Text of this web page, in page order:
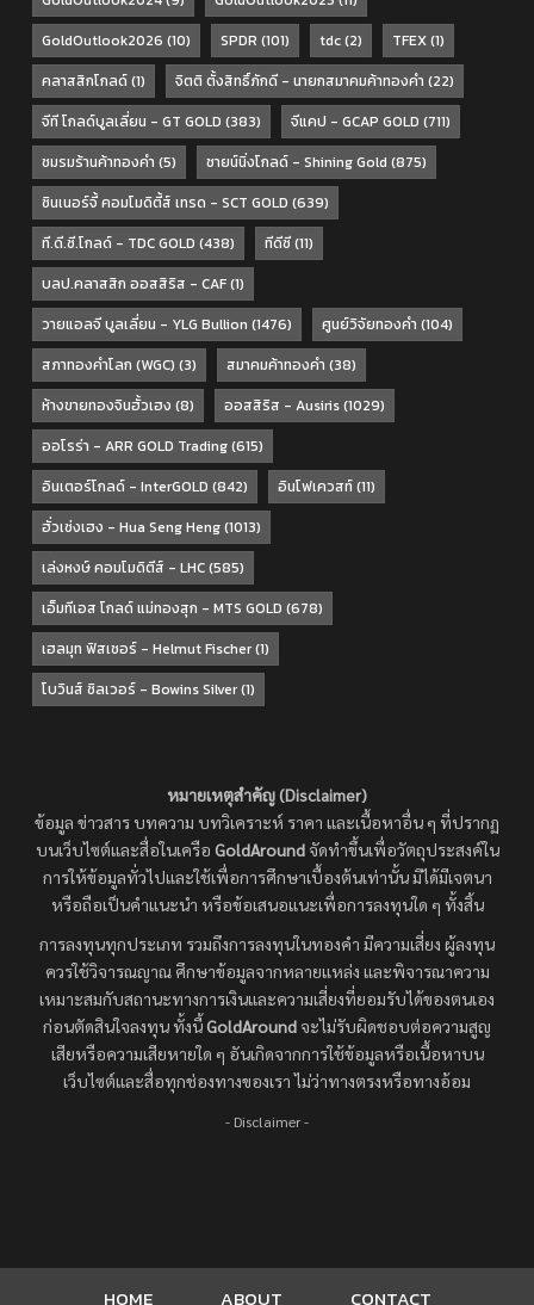
GoldOutlook2026 (10) SPDR (101) tdc(2) TFEX(1)
คลาสสิกโกลด์(1) จิตติ ตั้งสิทธิ์ภักดี - นายกสมาคมค้าทองคำ (22)
จีที โกลด์บูลเลี่ยน - GT GOLD (383) จีแคป - GCAP GOLD (711)
ชมรมร้านค้าทองคำ (5) ชายน์นิ่งโกลด์ - Shining Gold (875)
ซินเนอร์จี้ คอมโมดิตี้ส์ เทรด - SCT GOLD (639)
ที.ดี.ซี.โกลด์ - TDC GOLD (438) ทีดีซี(11)
บลป.คลาสสิก ออสสิริส - CAF(1)
วายแอลจี บูลเลี่ยน - YLG Bullion (1476) ศูนย์วิจัยทองคำ (104)
สภาทองคำโลก (WGC) (3) สมาคมค้าทองคำ (38)
ห้างขายทองจินฮั้วเฮง (8) ออสสิริส - Ausiris(1029)
ออโรร่า - ARR GOLD Trading(615)
อินเตอร์โกลด์ - InterGOLD (842) อินโฟเควสท์(11)
ฮั่วเซ่งเฮง - Hua Seng Heng(1013)
เล่งหงษ์ คอมโมดิตีส์ - LHC(585)
เอ็มทีเอส โกลด์ แม่ทองสุก - MTS GOLD (678)
เฮลมุท ฟิสเชอร์ - Helmut Fischer(1)
โบวินส์ ซิลเวอร์ - Bowins Silver(1)
หมายเหตุสำคัญ (Disclaimer)
ข้อมูล ข่าวสาร บทความ บทวิเคราะห์ ราคา และเนื้อหาอื่น ๆ ที่ปรากฏ
บนเว็บไซต์และสื่อในเครือ GoldAroundจัดทำขึ้นเพื่อวัตถุประสงค์ใน
การให้ข้อมูลทั่วไปและใช้เพื่อการศึกษาเบื้องต้นเท่านั้น มิได้มีเจตนา
หรือถือเป็นคำแนะนำ หรือข้อเสนอแนะเพื่อการลงทุนใด ๆ ทั้งสิ้น
การลงทุนทุกประเภท รวมถึงการลงทุนในทองคำ มีความเสี่ยง ผู้ลงทุน
ควรใช้วิจารณญาณ ศึกษาข้อมูลจากหลายแหล่ง และพิจารณาความ
เหมาะสมกับสถานะทางการเงินและความเสี่ยงที่ยอมรับได้ของตนเอง
ก่อนตัดสินใจลงทุน ทั้งนี้GoldAround จะไม่รับผิดชอบต่อความสูญ
เสียหรือความเสียหายใด ๆ อันเกิดจากการใช้ข้อมูลหรือเนื้อหาบน
เว็บไซต์และสื่อทุกช่องทางของเรา ไม่ว่าทางตรงหรือทางอ้อม
- Disclaimer -
HOME ABOUT CONTACT